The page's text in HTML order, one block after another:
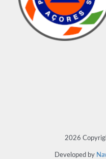
2026
Developed by